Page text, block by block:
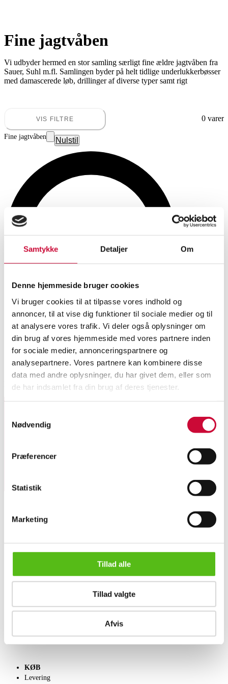
Samtykke Detaljer Om
Denne hjemmeside bruger cookies
Vi bruger cookies til at tilpasse vores indhold og
annoncer, til at vise dig funktioner til sociale medier og til
at analysere vores trafik. Vi deler også oplysninger om
din brug af vores hjemmeside med vores partnere inden
for sociale medier, annonceringspartnere og
analysepartnere. Vores partnere kan kombinere disse
data med andre oplysninger, du har givet dem, eller som
de har indsamlet fra din brug af deres tjenester.
Nødvendig
Præferencer
Statistik
Marketing
Tillad alle
Tillad valgte
Afvis
Fine jagtvåben
Vi udbyder hermed en stor samling særligt fine ældre jagtvåben fra
Sauer, Suhl m.fl. Samlingen byder på helt tidlige underlukkerbøsser
med damascerede løb, drillinger af diverse typer samt rigt
Eftersyn af våbnene kan ske efter aftale i afdelingen på Dandyvej 5f
7100 Vejle.VIS FILTRE 0 varer
Fine jagtvåben Nulstil
Fandt ingen varer med de valgte søgekriterier
Tilmeld dig vores nyhedsbrev og modtag nyheder samt
English frontpage
SÆLG
Salgsvilkår
KØB
Levering